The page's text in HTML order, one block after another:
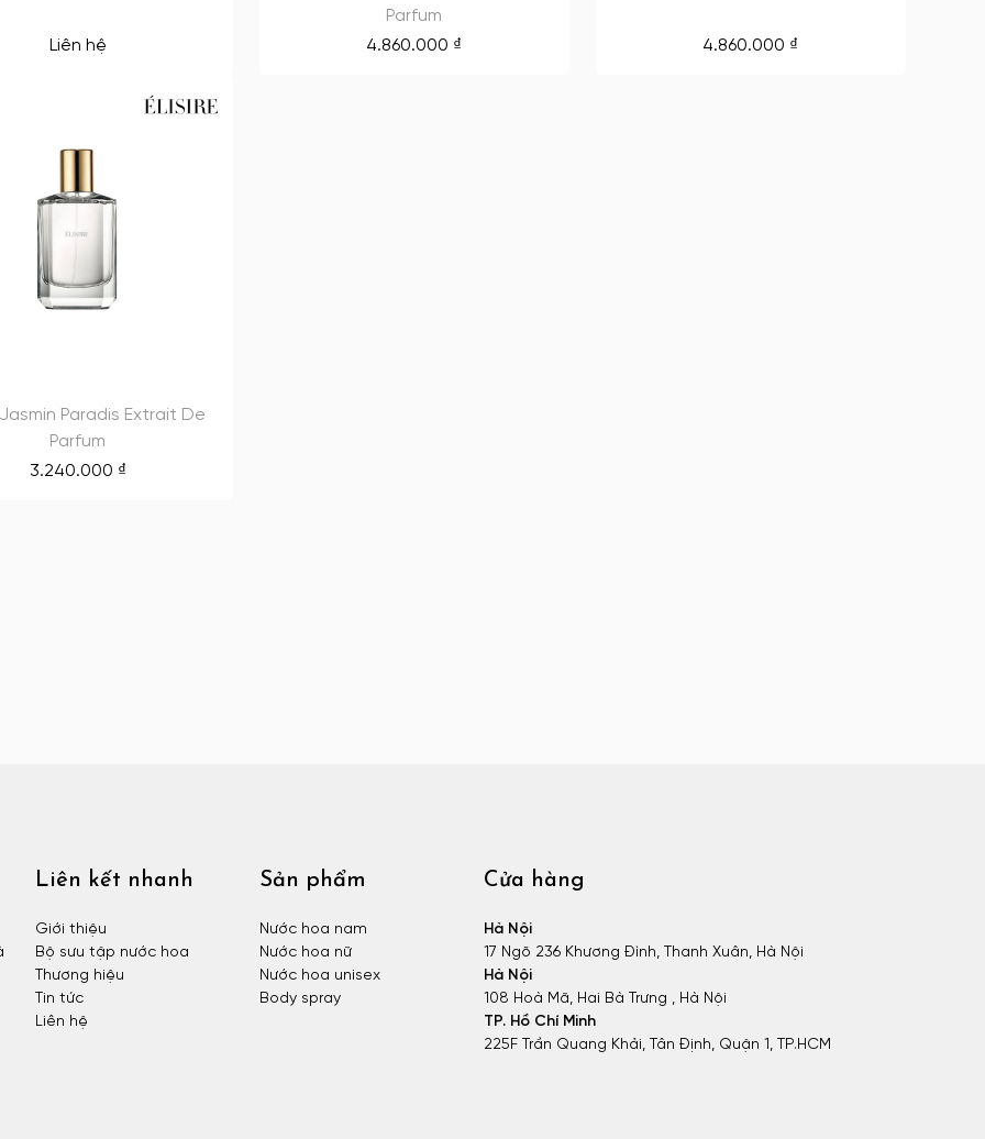
Liên hệ
Parfum
4.860.000 ₫ 4.860.000 ₫
Jasmin Paradis Extrait De
Parfum
3.240.000 ₫
Liên kết nhanh
Giới thiệu
Bộ sưu tập nước hoa
Thương hiệu
Tin tức
Liên hệ
Sản phẩm
Nước hoa nam
Nước hoa nữ
Nước hoa unisex
Body spray
Cửa hàng
Hà Nội
17 Ngõ 236 Khương Đình, Thanh Xuân, Hà Nội
Hà Nội
108 Hoà Mã, Hai Bà Trưng , Hà Nội
TP. Hồ Chí Minh
225F Trần Quang Khải, Tân Định, Quận 1, TP.HCM